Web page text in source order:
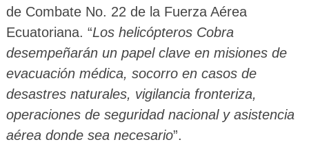
de Combate No. 22 de la Fuerza Aérea
Ecuatoriana. “Los helicópteros Cobra
desempeñarán un papel clave en misiones de
evacuación médica, socorro en casos de
desastres naturales, vigilancia fronteriza,
operaciones de seguridad nacional y asistencia
aérea donde sea necesario”.